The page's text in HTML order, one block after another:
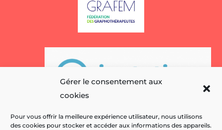
Gérer le consentement aux
cookies
Pour vous offrir la meilleure expérience utilisateur, nous utilisons
des cookies pour stocker et accéder aux informations des appareils.